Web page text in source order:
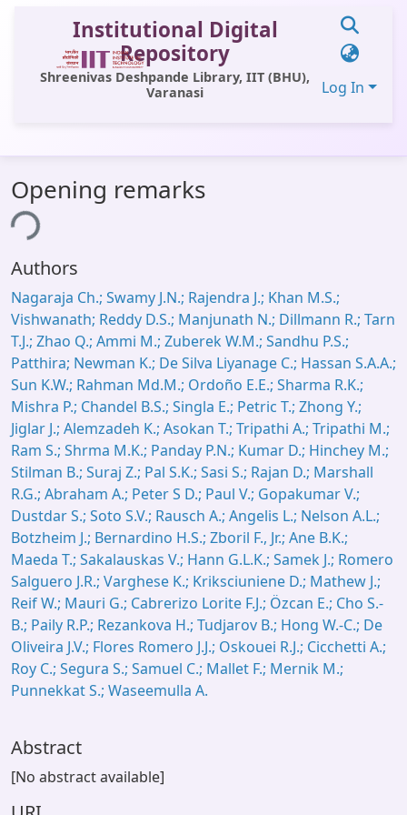
Institutional Digital
Repository
Shreenivas Deshpande Library, IIT (BHU),
Varanasi
Log In
All of DSpace
Statistics
Library Website
OPAC
Window (ERMS)
Contact Us
Opening remarks
Authors
Nagaraja Ch.; Swamy J.N.; Rajendra J.; Khan M.S.;
Vishwanath; Reddy D.S.; Manjunath N.; Dillmann R.; Tarn
T.J.; Zhao Q.; Ammi M.; Zuberek W.M.; Sandhu P.S.;
Patthira; Newman K.; De Silva Liyanage C.; Hassan S.A.A.;
Sun K.W.; Rahman Md.M.; Ordoño E.E.; Sharma R.K.;
Mishra P.; Chandel B.S.; Singla E.; Petric T.; Zhong Y.;
Jiglar J.; Alemzadeh K.; Asokan T.; Tripathi A.; Tripathi M.;
Ram S.; Shrma M.K.; Panday P.N.; Kumar D.; Hinchey M.;
Stilman B.; Suraj Z.; Pal S.K.; Sasi S.; Rajan D.; Marshall
R.G.; Abraham A.; Peter S D.; Paul V.; Gopakumar V.;
Dustdar S.; Soto S.V.; Rausch A.; Angelis L.; Nelson A.L.;
Botzheim J.; Bernardino H.S.; Zboril F., Jr.; Ane B.K.;
Maeda T.; Sakalauskas V.; Hann G.L.K.; Samek J.; Romero
Salguero J.R.; Varghese K.; Kriksciuniene D.; Mathew J.;
Reif W.; Mauri G.; Cabrerizo Lorite F.J.; Özcan E.; Cho S.-
B.; Paily R.P.; Rezankova H.; Tudjarov B.; Hong W.-C.; De
Oliveira J.V.; Flores Romero J.J.; Oskouei R.J.; Cicchetti A.;
Roy C.; Segura S.; Samuel C.; Mallet F.; Mernik M.;
Punnekkat S.; Waseemulla A.
Abstract
[No abstract available]